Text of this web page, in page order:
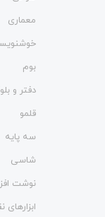
معماری
بوم
دفتر و
قلمو
سه پایه
شاسی
نوشت